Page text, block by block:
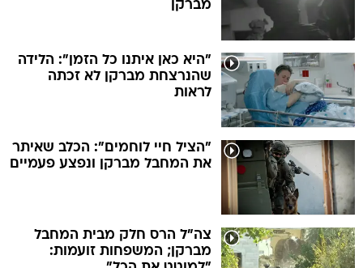
מברקן
"היא כאן איתנו כל הזמן": הלידה
שהנרצחת מברקן לא זכתה
לראות
"הציל חיי לוחמים": הכלב שאיתר
את המחבל מברקן ונפצע פעמיים
צה"ל הרס חלק מבית המחבל
מברקן; המשפחות זועמות: